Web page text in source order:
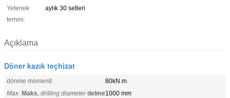
Yetenek
temini:
aylık 30 setleri
Açıklama
Döner kazık teçhizat
dönme momenti:
80kN.m
Max. Maks. drilling diameter delme1000 mm